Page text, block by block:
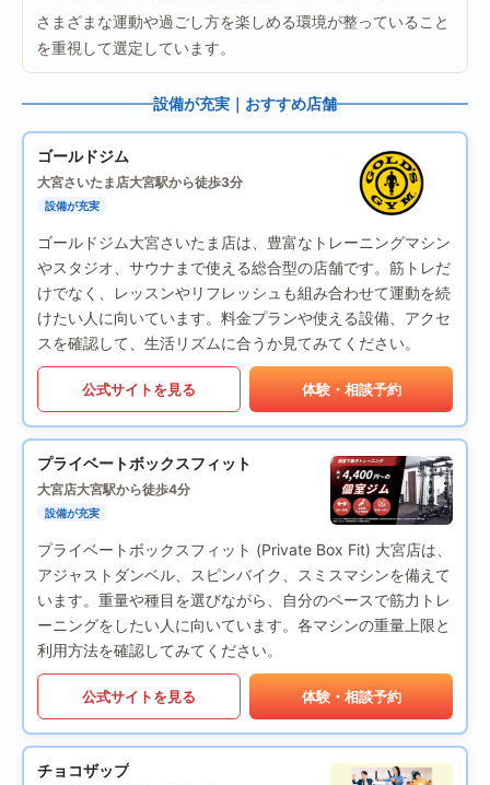
さまざまな運動や過ごし方を楽しめる環境が整っていること
を重視して選定しています。
設備が充実｜おすすめ店舗
ゴールドジム
大宮さいたま店大宮駅から徒歩3分
設備が充実
ゴールドジム大宮さいたま店は、豊富なトレーニングマシン
やスタジオ、サウナまで使える総合型の店舗です。筋トレだ
けでなく、レッスンやリフレッシュも組み合わせて運動を続
けたい人に向いています。料金プランや使える設備、アクセ
スを確認して、生活リズムに合うか見てみてください。
公式サイトを見る 体験・相談予約
プライベートボックスフィット
大宮店大宮駅から徒歩4分
設備が充実
プライベートボックスフィット (Private Box Fit) 大宮店は、
アジャストダンベル、スピンバイク、スミスマシンを備えて
います。重量や種目を選びながら、自分のペースで筋力トレ
ーニングをしたい人に向いています。各マシンの重量上限と
利用方法を確認してみてください。
公式サイトを見る 体験・相談予約
チョコザップ